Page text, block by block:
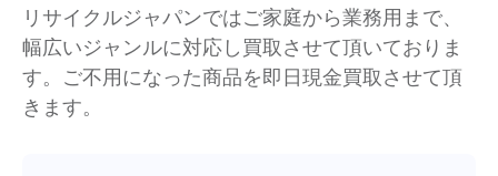
リサイクルジャパンではご家庭から業務用まで、
幅広いジャンルに対応し買取させて頂いておりま
す。ご不用になった商品を即日現金買取させて頂
きます。